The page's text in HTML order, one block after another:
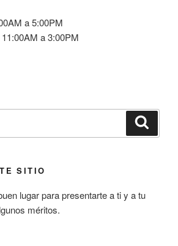
a 5:00PM
a 3:00PM
SITIO
lugar para presentarte a ti y a tu
méritos.